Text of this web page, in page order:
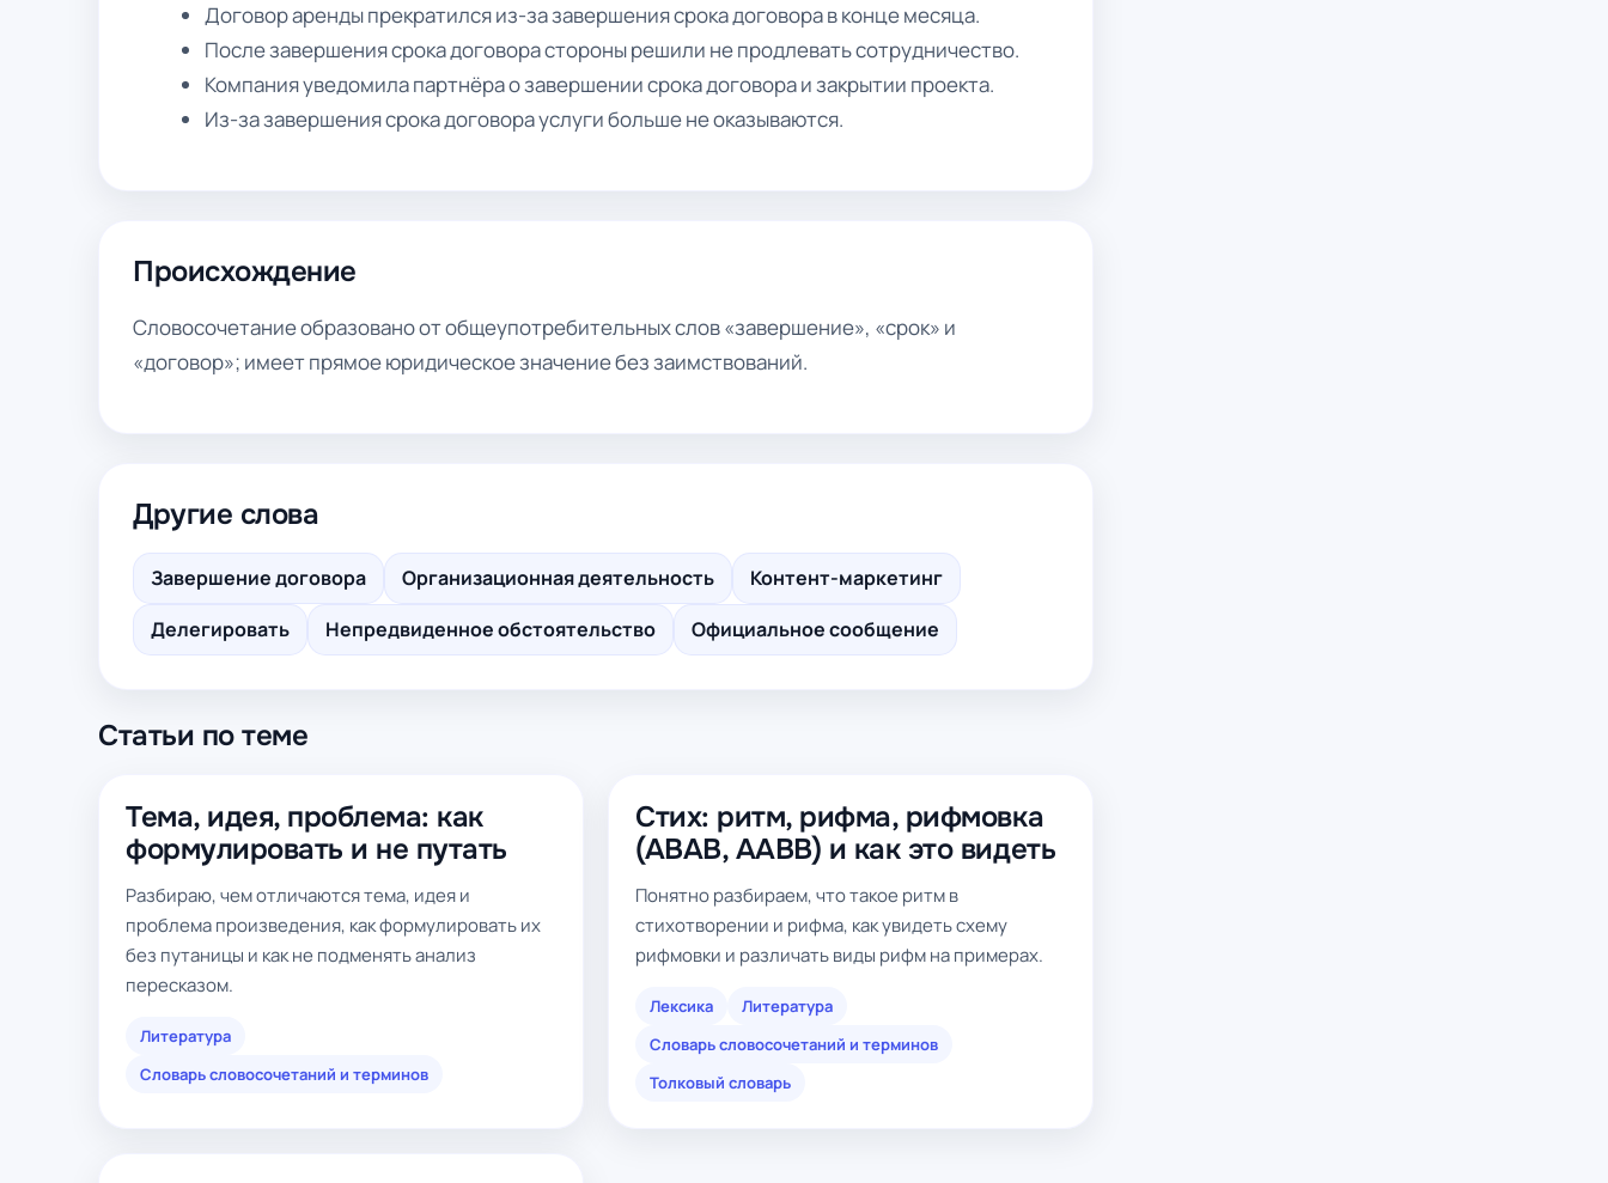
Договор аренды прекратился из-за завершения срока договора в конце месяца.
После завершения срока договора стороны решили не продлевать сотрудничество.
Компания уведомила партнёра о завершении срока договора и закрытии проекта.
Из-за завершения срока договора услуги больше не оказываются.
Происхождение
Словосочетание образовано от общеупотребительных слов «завершение», «срок» и
«договор»; имеет прямое юридическое значение без заимствований.
Другие слова
Завершение договора Организационная деятельность
Контент-маркетинг
Делегировать
Непредвиденное обстоятельство Официальное сообщение
Статьи по теме
Тема, идея, проблема: как
формулировать и не путать
Разбираю, чем отличаются тема, идея и
проблема произведения, как формулировать их
без путаницы и как не подменять анализ
пересказом.
Литература
Словарь словосочетаний и терминов
Стих: ритм, рифма, рифмовка
(ABAB, AABB) и как это видеть
Понятно разбираем, что такое ритм в
стихотворении и рифма, как увидеть схему
рифмовки и различать виды рифм на примерах.
Лексика
Литература
Словарь словосочетаний и терминов
Толковый словарь